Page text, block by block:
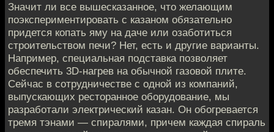
Значит ли все вышесказанное, что желающим
поэкспериментировать с казаном обязательно
придется копать яму на даче или озаботиться
строительством печи? Нет, есть и другие варианты.
Например, специальная подставка позволяет
обеспечить 3D-нагрев на обычной газовой плите.
Сейчас в сотрудничестве с одной из компаний,
выпускающих ресторанное оборудование, мы
разработали электрический казан. Он обогревается
тремя тэнами — спиралями, причем каждая спираль